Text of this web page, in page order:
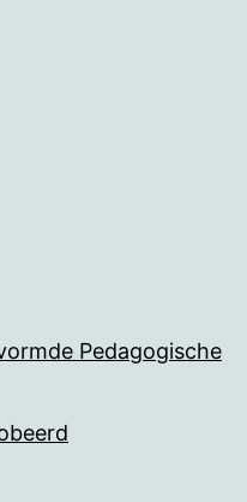
Pedagogische